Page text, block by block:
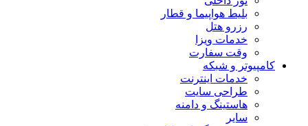
بلیط هواپیما و قطار
رزرو هتل
خدمات ویزا
وقت سفارت
کامپیوتر و شبکه
خدمات اینترنت
طراحی سایت
هاستینگ و دامنه
سایر